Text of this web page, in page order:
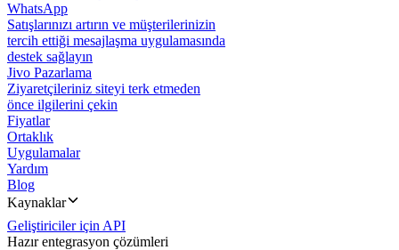
WhatsApp
Satışlarınızı artırın ve müşterilerinizin
tercih ettiği mesajlaşma uygulamasında
destek sağlayın
Jivo Pazarlama
Ziyaretçileriniz siteyi terk etmeden
önce ilgilerini çekin
Fiyatlar
Ortaklık
Uygulamalar
Yardım
Blog
Kaynaklar
Geliştiriciler için API
Hazır entegrasyon çözümleri